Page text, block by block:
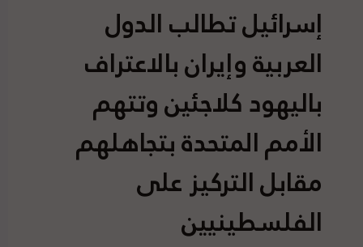
إسرائيل تطالب الدول
العربية وإيران بالاعتراف
باليهود كلاجئين وتتهم
الأمم المتحدة بتجاهلهم
مقابل التركيز على
الفلسطينيين